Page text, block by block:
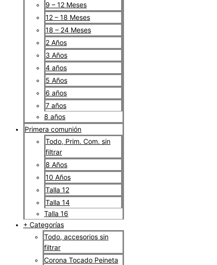
9 – 12 Meses
12 – 18 Meses
18 – 24 Meses
2 Años
3 Años
4 años
5 Años
6 años
7 años
8 años
Primera comunión
Todo, Prim. Com. sin
filtrar
8 Años
10 Años
Talla 12
Talla 14
Talla 16
+ Categorías
Todo, accesorios sin
filtrar
Corona Tocado Peineta